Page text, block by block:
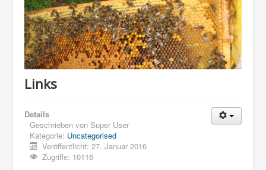
Kalender
Museum
Honig vom Imker
Links
Impressum
Links
Details
Geschrieben von Super User
Kategorie: Uncategorised
Veröffentlicht: 27. Januar 2016
Zugriffe: 10116